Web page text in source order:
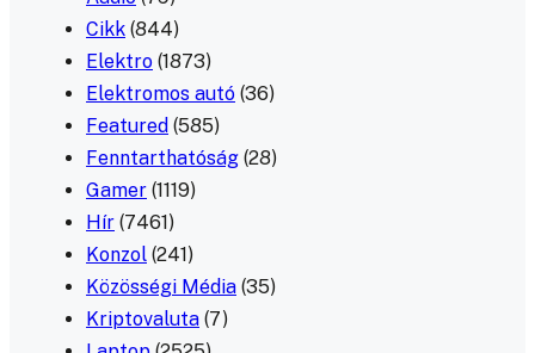
Cikk (844)
Elektro (1873)
Elektromos autó (36)
Featured (585)
Fenntarthatóság (28)
Gamer (1119)
Hír (7461)
Konzol (241)
Közösségi Média (35)
Kriptovaluta (7)